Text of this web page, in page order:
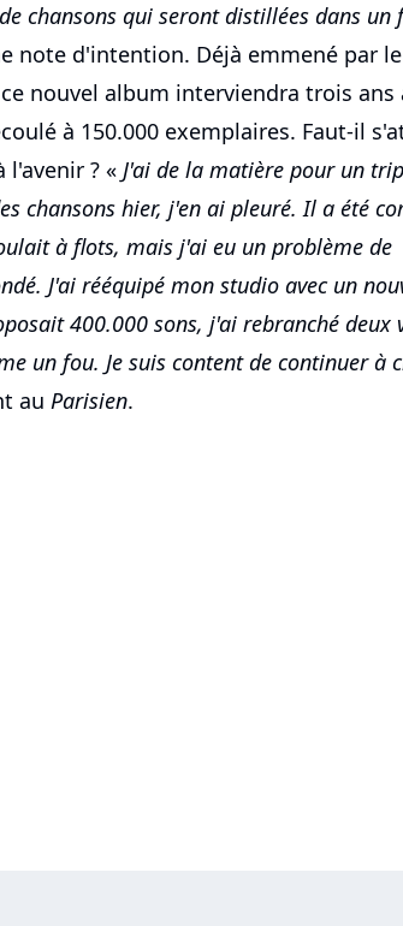
chansons qui seront distillées dans un
note d'intention. Déjà emmené par
nouvel album interviendra trois ans
à 150.000 exemplaires. Faut-il
? « J'ai de la matière pour un
chansons hier, j'en ai pleuré. Il a été
à flots, mais j'ai eu un problème de
J'ai rééquipé mon studio avec un
400.000 sons, j'ai rebranché deux
un fou. Je suis content de continuer à
au Parisien.